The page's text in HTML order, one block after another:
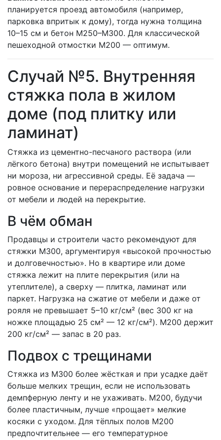
планируется проезд автомобиля (например,
парковка впритык к дому), тогда нужна толщина
10–15 см и бетон М250–М300. Для классической
пешеходной отмостки М200 — оптимум.
Случай №5. Внутренняя
стяжка пола в жилом
доме (под плитку или
ламинат)
Стяжка из цементно-песчаного раствора (или
лёгкого бетона) внутри помещений не испытывает
ни мороза, ни агрессивной среды. Её задача —
ровное основание и перераспределение нагрузки
от мебели и людей на перекрытие.
В чём обман
Продавцы и строители часто рекомендуют для
стяжки М300, аргументируя «высокой прочностью
и долговечностью». Но в квартире или доме
стяжка лежит на плите перекрытия (или на
утеплителе), а сверху — плитка, ламинат или
паркет. Нагрузка на сжатие от мебели и даже от
рояля не превышает 5–10 кг/см² (вес 300 кг на
ножке площадью 25 см² — 12 кг/см²). М200 держит
200 кг/см² — запас в 20 раз.
Подвох с трещинами
Стяжка из М300 более жёсткая и при усадке даёт
больше мелких трещин, если не использовать
демпферную ленту и не ухаживать. М200, будучи
более пластичным, лучше «прощает» мелкие
косяки с уходом. Для тёплых полов М200
предпочтительнее — его температурное